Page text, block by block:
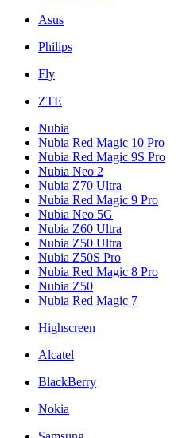
Asus
Philips
Fly
ZTE
Nubia
Nubia Red Magic 10 Pro
Nubia Red Magic 9S Pro
Nubia Neo 2
Nubia Z70 Ultra
Nubia Red Magic 9 Pro
Nubia Neo 5G
Nubia Z60 Ultra
Nubia Z50 Ultra
Nubia Z50S Pro
Nubia Red Magic 8 Pro
Nubia Z50
Nubia Red Magic 7
Highscreen
Alcatel
BlackBerry
Nokia